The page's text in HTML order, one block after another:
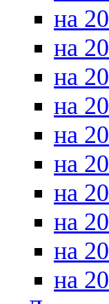
на
на
на
на
на
на
на
на
на
на